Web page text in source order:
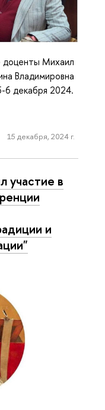
доценты Михаил
Владимировна
декабря 2024.
15 декабря, 2024 г.
участие в
и